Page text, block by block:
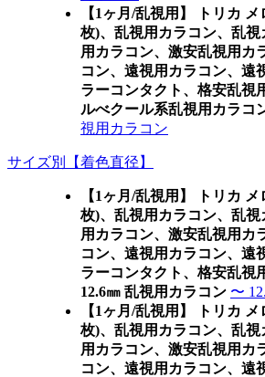
【1ヶ月/乱視用】 トリカ
枚)、乱視用カラコン、乱
用カラコン、激安乱視用カ
コン、遠視用カラコン、遠
ラーコンタクト、格安乱視
ルべクール系乱視用カラコ
視用カラコン
サイズ別【着色直径】
【1ヶ月/乱視用】 トリカ
枚)、乱視用カラコン、乱
用カラコン、激安乱視用カ
コン、遠視用カラコン、遠
ラーコンタクト、格安乱視
12.6㎜ 乱視用カラコン 〜
【1ヶ月/乱視用】 トリカ
枚)、乱視用カラコン、乱
用カラコン、激安乱視用カ
コン、遠視用カラコン、遠